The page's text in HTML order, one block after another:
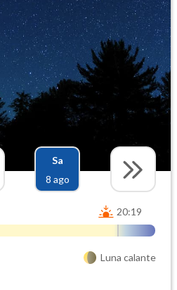
Sa
8 ago
20:19
Luna calante